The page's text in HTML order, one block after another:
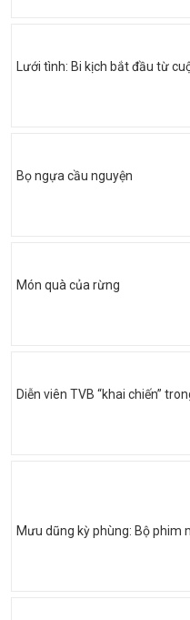
Lưới tình: Bi kịch bắt đầu từ
Bọ ngựa cầu nguyện
Món quà của rừng
Diễn viên TVB “khai chiến”
Mưu dũng kỳ phùng: Bộ phim